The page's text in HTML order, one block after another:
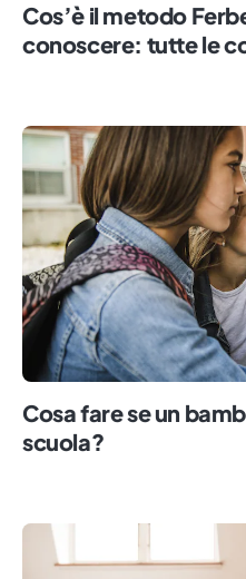
Cos’è il metodo
conoscere: tutte le
Cosa fare se un
scuola?